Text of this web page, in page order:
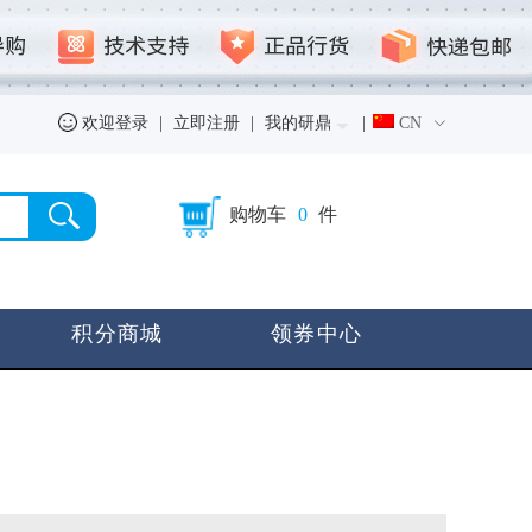
欢迎登录 立即注册 我的研鼎 CN
购物车 0 件
积分商城 领券中心